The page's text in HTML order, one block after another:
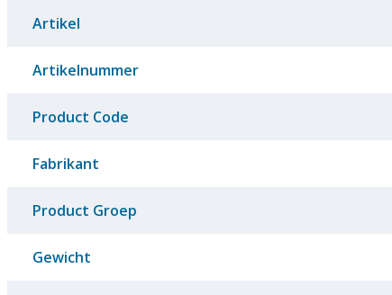
Artikel
Artikelnummer
Product Code
Fabrikant
Product Groep
Gewicht